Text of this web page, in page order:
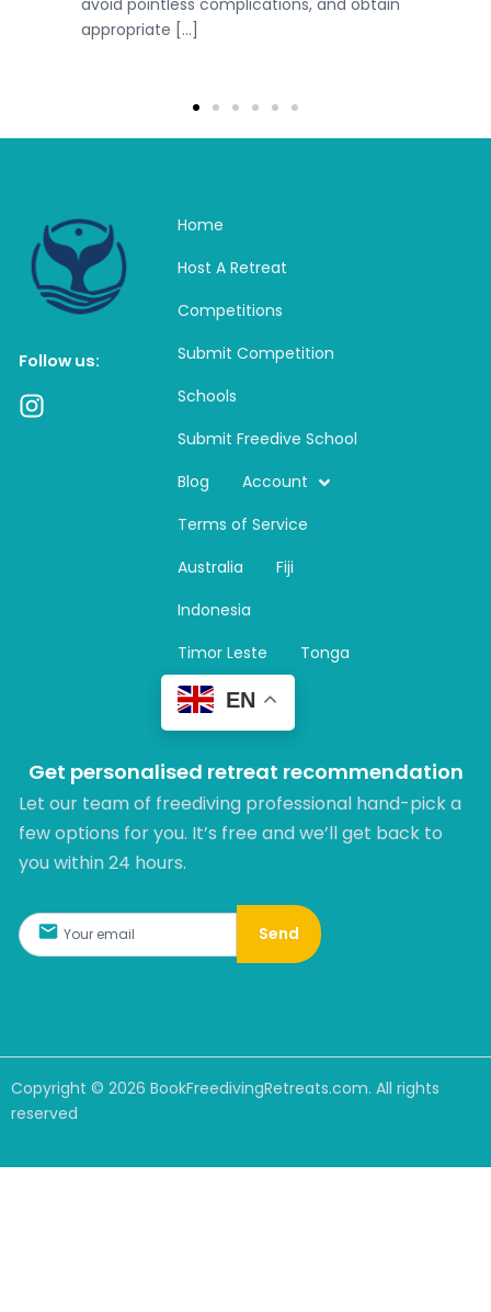
intelligence (AI) into lead generation has
emerged as a […]
Follow us:
I
n
Home
Host A Retreat
Competitions
Submit Competition
Schools
Submit Freedive School
Blog
Account
Terms of Service
Australia
Fiji
Indonesia
Timor Leste
Tonga
EN
Get personalised retreat recommendation
Let our team of freediving professional hand-pick a
few options for you. It’s free and we’ll get back to
you within 24 hours.​
Send
Copyright © 2026 BookFreedivingRetreats.com. All rights
reserved